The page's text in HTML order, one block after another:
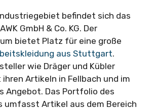
befindet sich das
GmbH & Co. KG. Der
bietet Platz für eine große
aus Stuttgart.
wie Dräger und Kübler
Artikeln in Fellbach und im
Angebot. Das Portfolio des
umfasst Artikel aus dem Bereich